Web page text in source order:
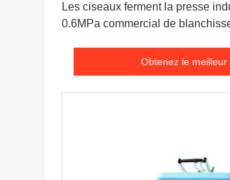
Les ciseaux ferment la presse
0.6MPa commercial de
Obtenez le meilleur